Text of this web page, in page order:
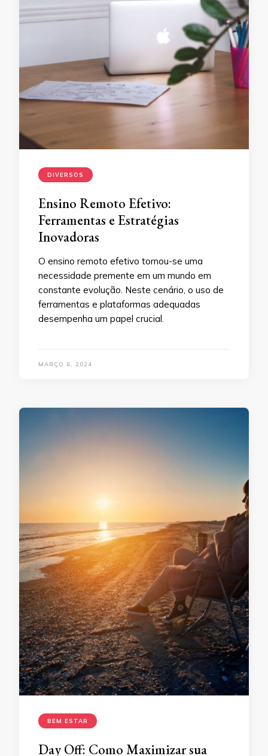
DIVERSOS
Ensino Remoto Efetivo:
Ferramentas e Estratégias
Inovadoras
O ensino remoto efetivo tornou-se uma
necessidade premente em um mundo em
constante evolução. Neste cenário, o uso de
ferramentas e plataformas adequadas
desempenha um papel crucial.
MARÇO 6, 2024
BEM ESTAR
Day Off: Como Maximizar sua